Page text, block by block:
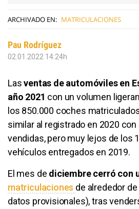
ARCHIVADO EN: MATRICULACIONES
Pau Rodríguez
02.01.2022 14:24h
Lasventas de automóviles en
año 2021 con un volumen
los 850.000 coches
similar al registrado en 2020
vendidas, pero muy lejos de los
vehículos entregados en 2019.
El mes de diciembre cerró con
matriculaciones de alrededor
datos provisionales), tras